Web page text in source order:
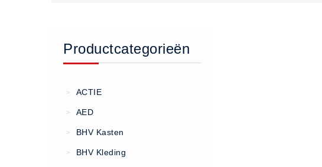
Keuringen
Bedrijfsnoodplannen
Productcategorieën
> ACTIE
> AED
> BHV Kasten
> BHV Kleding